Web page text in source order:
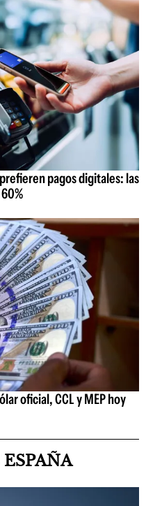
pagos digitales: las
oficial, CCL y MEP hoy